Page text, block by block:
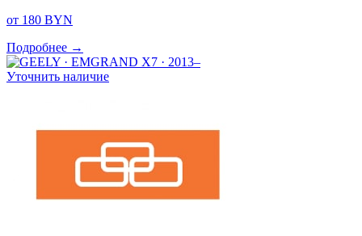
от 180 BYN
Подробнее →
Уточнить наличие